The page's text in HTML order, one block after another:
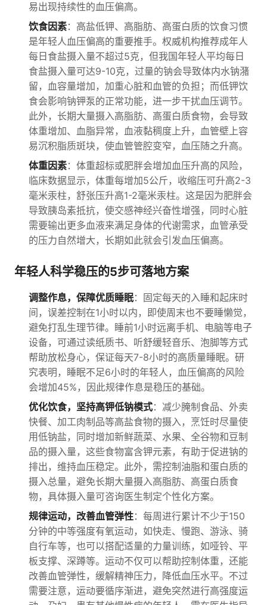
易出现持续性的血压偏高。
饮食因素：高盐低钾、高脂肪、高蛋白质的饮食习惯
是年轻人血压偏高的重要推手。权威机构推荐成年人
每日食盐摄入量不超过5克，但我国年轻人平均每日
食盐摄入量可达9-10克，过量的钠会导致体内水钠潴
留，血容量增加，加重心脏和血管的负担；而低钾饮
食会影响钠钾泵的正常功能，进一步干扰血压调节。
此外，长期大量摄入高脂肪、高蛋白质食物，会导致
体重增加、血脂异常，血液黏稠度上升，血管壁上容
易沉积脂质斑块，使血管管腔变窄，血压随之升高。
体重因素：体重超标或肥胖会增加血压升高的风险，
临床数据显示，体重每增加5公斤，收缩压可升高2-3
毫米汞柱，舒张压升高1-2毫米汞柱。这是因为肥胖会
导致胰岛素抵抗，使交感神经兴奋性增强，同时心脏
需要输出更多血液来满足身体的代谢需求，血管承受
的压力自然增大，长期如此就会引发血压偏高。
年轻人科学稳压的5步可落地方案
调整作息，保障优质睡眠：固定每天的入睡和起床时
间，误差控制在1小时以内，即使周末也不要睡懒觉，
避免打乱生理节律。睡前1小时远离手机、电脑等电子
设备，可通过读纸质书、听舒缓轻音乐、泡脚等方式
帮助放松身心，保证每天7-8小时的高质量睡眠。研
究表明，睡眠不足6小时的年轻人，血压偏高的风险
会增加45%，因此规律作息是稳压的基础。
优化饮食，坚持高钾低钠模式：减少腌制食品、外卖
快餐、加工肉制品等高盐食物的摄入，烹饪时尽量使
用低钠盐，同时增加新鲜蔬菜、水果、全谷物和豆制
品的摄入量，这些食物富含钾元素，有助于促进钠的
排出，维持血压稳定。此外，需控制油脂和蛋白质的
摄入总量，避免长期大量摄入高脂肪、高蛋白质食
物，具体摄入量可咨询医生制定个性化方案。
规律运动，改善血管弹性：每周进行累计不少于150
分钟的中等强度有氧运动，如快走、慢跑、游泳、骑
自行车等，也可以搭配适量的力量训练，如哑铃、平
板支撑、深蹲等。运动不仅可以帮助控制体重，还能
改善血管弹性，缓解精神压力，降低血压水平。不过
需要注意，运动要循序渐进，避免突然进行高强度运